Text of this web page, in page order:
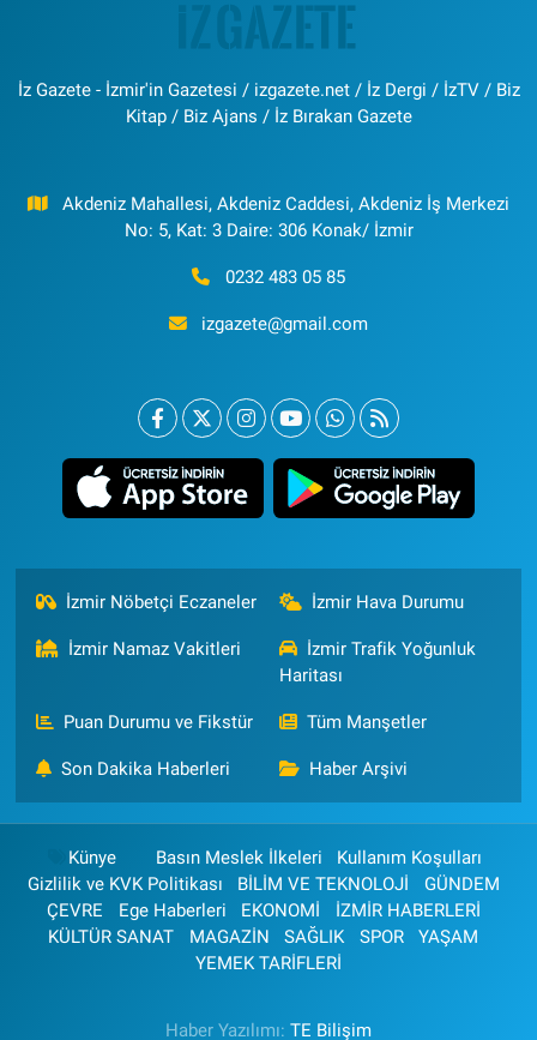
İz Gazete - İzmir'in Gazetesi / izgazete.net / İz Dergi / İzTV / Biz
Kitap / Biz Ajans / İz Bırakan Gazete
Akdeniz Mahallesi, Akdeniz Caddesi, Akdeniz İş Merkezi
No: 5, Kat: 3 Daire: 306 Konak/ İzmir
0232 483 05 85
izgazete@gmail.com
İzmir Nöbetçi Eczaneler İzmir Hava Durumu
İzmir Namaz Vakitleri
İzmir Trafik Yoğunluk
Haritası
Puan Durumu ve Fikstür Tüm Manşetler
Son Dakika Haberleri Haber Arşivi
Künye Basın Meslek İlkeleri
Kullanım Koşulları
Gizlilik ve KVK Politikası
BİLİM VE TEKNOLOJİ
GÜNDEM
ÇEVRE
Ege Haberleri EKONOMİ
İZMİR HABERLERİ
KÜLTÜR SANAT
MAGAZİN SAĞLIK SPOR
YAŞAM
YEMEK TARİFLERİ
Haber Yazılımı: TE Bilişim